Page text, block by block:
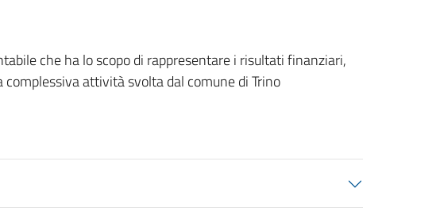
che ha lo scopo di rappresentare i risultati finanziari,
attività svolta dal comune di Trino